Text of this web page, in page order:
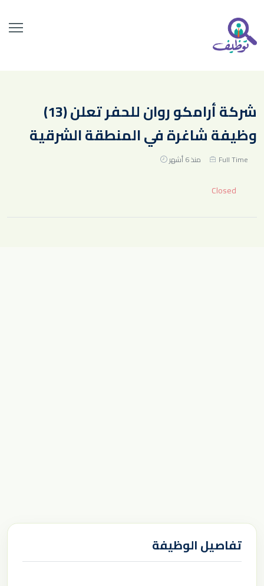
شركة أرامكو روان للحفر تعلن (13)
وظيفة شاغرة في المنطقة الشرقية
Full Time منذ 6 أشهر
Closed
تفاصيل الوظيفة